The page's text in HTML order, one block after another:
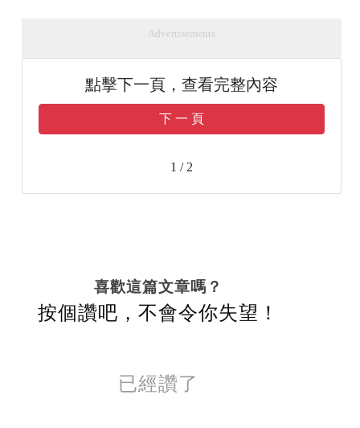
Advertisements
點擊下一頁，查看完整內容
下 一 頁
1 / 2
喜歡這篇文章嗎？
按個讚吧，不會令你失望！
已經讚了